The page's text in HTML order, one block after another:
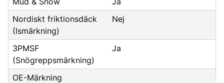
Nordiskt friktionsdäck
(Ismärkning)
Nej
3PMSF
(Snögreppsmärkning)
Ja
OE-Märkning